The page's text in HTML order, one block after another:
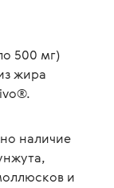
500 мг)
жира
наличие
и